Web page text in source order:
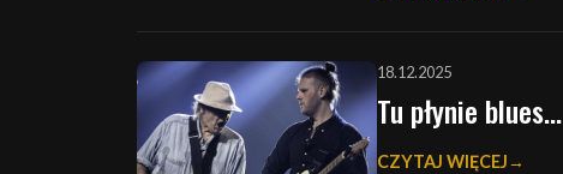
18.12.2025
Tu płynie blues…
CZYTAJ WIĘCEJ